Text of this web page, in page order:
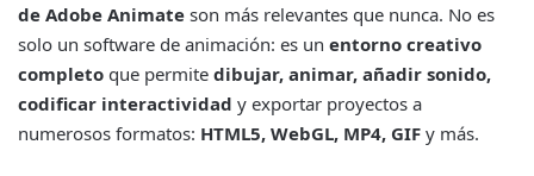
de Adobe Animate son más relevantes que nunca. No es
solo un software de animación: es un entorno creativo
completo que permite dibujar, animar, añadir sonido,
codificar interactividad y exportar proyectos a
numerosos formatos: HTML5, WebGL, MP4, GIF y más.